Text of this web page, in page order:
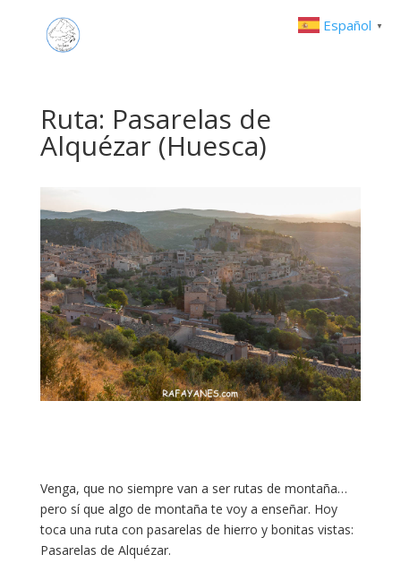
Ruta: Pasarelas de
Alquézar (Huesca)
Venga, que no siempre van a ser rutas de montaña…
pero sí que algo de montaña te voy a enseñar. Hoy
toca una ruta con pasarelas de hierro y bonitas vistas:
Pasarelas de Alquézar.
Español ▼